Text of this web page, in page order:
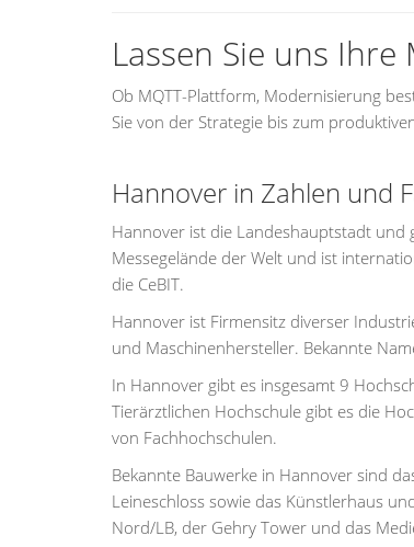
Lassen Sie uns
Ob MQTT-Plattform, Modernisierung
Sie von der Strategie bis zum
Hannover in Zahlen und
Hannover ist die Landeshauptstadt und
Messegelände der Welt und ist
die CeBIT.
Hannover ist Firmensitz diverser
und Maschinenhersteller. Bekannte
In Hannover gibt es insgesamt 9
Tierärztlichen Hochschule gibt es die
von Fachhochschulen.
Bekannte Bauwerke in Hannover sind
Leineschloss sowie das Künstlerhaus
Nord/LB, der Gehry Tower und das